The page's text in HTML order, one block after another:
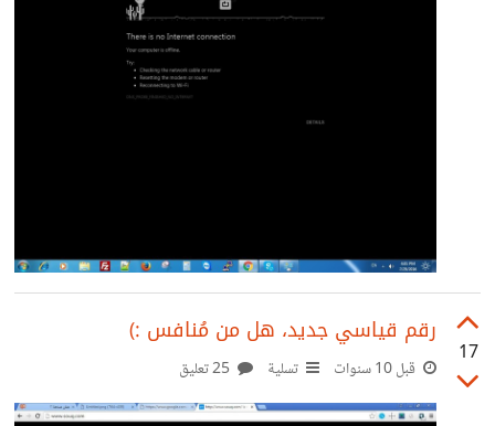
17
رقم قياسي جديد، هل من مُنافس :)
قبل 10 سنوات تسلية